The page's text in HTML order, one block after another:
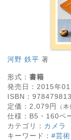
河野 鉄平 著
形式： 書籍
発売日： 2015年
ISBN：
定価： 2,079 円 （
仕様： B5・ 160ペ
カテゴリ： カメラ
キーワード： #芸